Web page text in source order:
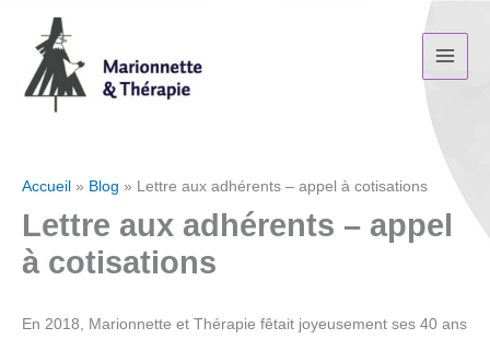
contenu
Accueil Blog Lettre aux adhérents – appel à cotisations
Lettre aux adhérents – appel
à cotisations
En 2018, Marionnette et Thérapie fêtait joyeusement ses 40 ans